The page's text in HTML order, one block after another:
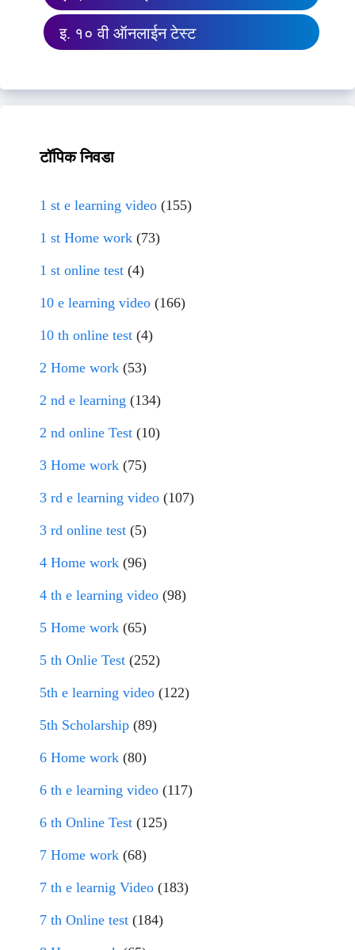
इ. १० वी ऑनलाईन टेस्ट
टॉपिक निवडा
1 st e learning video (155)
1 st Home work (73)
1 st online test (4)
10 e learning video (166)
10 th online test (4)
2 Home work (53)
2 nd e learning (134)
2 nd online Test (10)
3 Home work (75)
3 rd e learning video (107)
3 rd online test (5)
4 Home work (96)
4 th e learning video (98)
5 Home work (65)
5 th Onlie Test (252)
5th e learning video (122)
5th Scholarship (89)
6 Home work (80)
6 th e learning video (117)
6 th Online Test (125)
7 Home work (68)
7 th e learnig Video (183)
7 th Online test (184)